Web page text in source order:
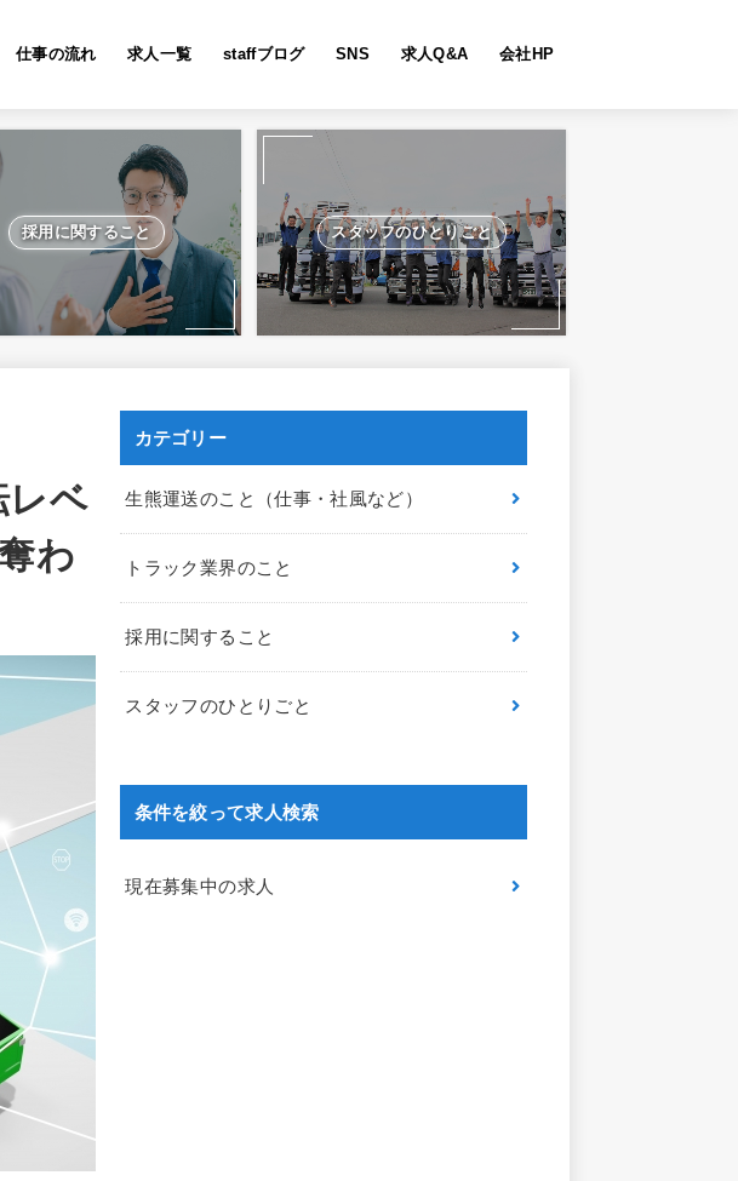
仕事の流れ 求人一覧 staffブログ SNS 求人Q&A 会社HP
採用に関すること スタッフのひとりごと
レベ
わ
カテゴリー
生熊運送のこと（仕事・社風など）
トラック業界のこと
採用に関すること
スタッフのひとりごと
条件を絞って求人検索
現在募集中の求人